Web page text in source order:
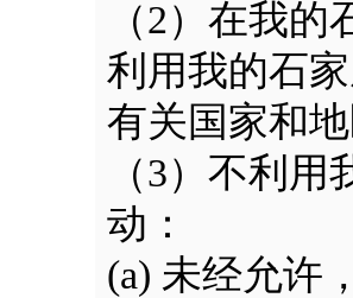
（2）在我
利用我的石
有关国家和
（3）不利
动：
(a) 未经允许